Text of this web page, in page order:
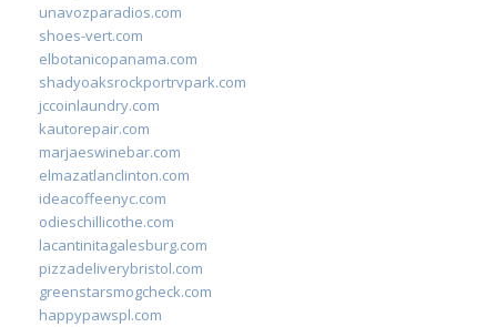
unavozparadios.com
shoes-vert.com
elbotanicopanama.com
shadyoaksrockportrvpark.com
jccoinlaundry.com
kautorepair.com
marjaeswinebar.com
elmazatlanclinton.com
ideacoffeenyc.com
odieschillicothe.com
lacantinitagalesburg.com
pizzadeliverybristol.com
greenstarsmogcheck.com
happypawspl.com